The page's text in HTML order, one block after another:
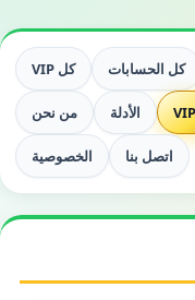
كل الحسابات كل VIP
الأدلة من نحن
اتصل بنا الخصوصية